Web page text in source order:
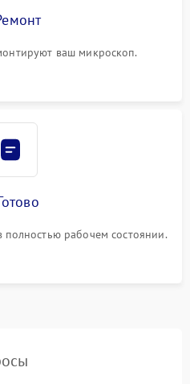
ваш микроскоп.
рабочем состоянии.